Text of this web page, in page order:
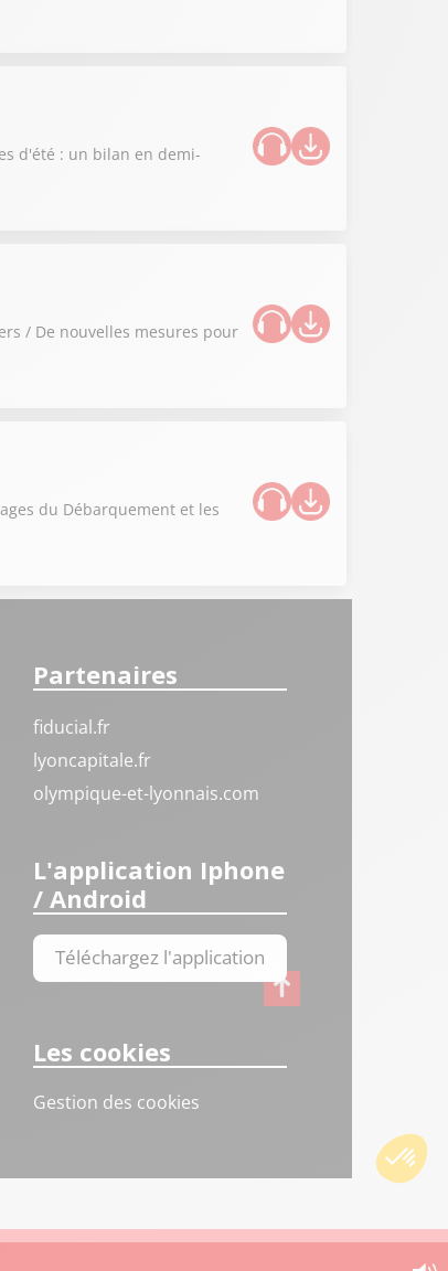
d'été : un bilan en demi-
/ De nouvelles mesures pour
du Débarquement et les
Partenaires
fiducial.fr
lyoncapitale.fr
olympique-et-lyonnais.com
L'application Iphone
/ Android
Téléchargez l'application
Les cookies
Gestion des cookies